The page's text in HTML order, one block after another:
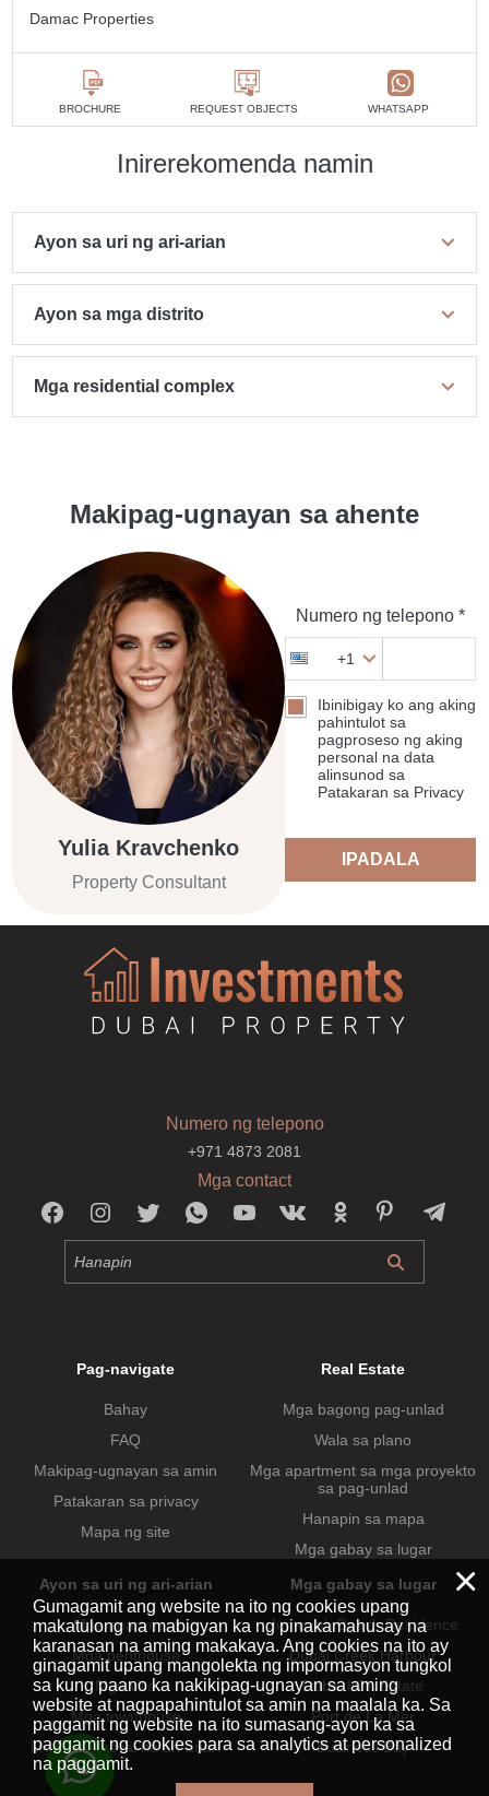
Damac Properties
BROCHURE REQUEST OBJECTS WHATSAPP
Inirerekomenda namin
Ayon sa uri ng ari-arian
Ayon sa mga distrito
Mga residential complex
Makipag-ugnayan sa ahente
Yulia Kravchenko
Property Consultant
Numero ng telepono *
+1
Ibinibigay ko ang aking
pahintulot sa
pagproseso ng aking
personal na data
alinsunod sa
Patakaran sa Privacy
IPADALA
Numero ng telepono
+971 4873 2081
Mga contact
Pag-navigate
Bahay
FAQ
Makipag-ugnayan sa amin
Patakaran sa privacy
Mapa ng site
Real Estate
Mga bagong pag-unlad
Wala sa plano
Mga apartment sa mga proyekto
sa pag-unlad
Hanapin sa mapa
Mga gabay sa lugar
Ayon sa uri ng ari-arian
Mga apartment
Mga penthouse
Mga villa
Mga townhouse
Mga komersyal na ari-arian
Mga gabay sa lugar
Jumeirah Beach Residence
Dubai Creek Harbour
Dubai Hills Estate
Port de La Mer
Business Bay
×
Gumagamit ang website na ito ng cookies upang
makatulong na mabigyan ka ng pinakamahusay na
karanasan na aming makakaya. Ang cookies na ito ay
ginagamit upang mangolekta ng impormasyon tungkol
sa kung paano ka nakikipag-ugnayan sa aming
website at nagpapahintulot sa amin na maalala ka. Sa
paggamit ng website na ito sumasang-ayon ka sa
paggamit ng cookies para sa analytics at personalized
na paggamit.